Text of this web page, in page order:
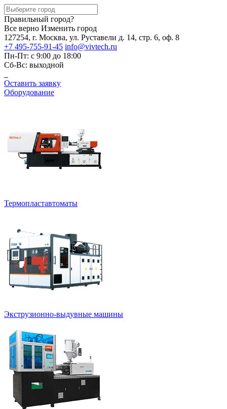
Правильный город?
Все верно Изменить город
127254, г. Москва, ул. Руставели д. 14, стр. 6, оф. 8
+7 495-755-91-45 info@vivtech.ru
Пн-Пт: с 9:00 до 18:00
Сб-Вс: выходной
Оставить заявку
Оборудование
Термопластавтоматы
Экструзионно-выдувные машины